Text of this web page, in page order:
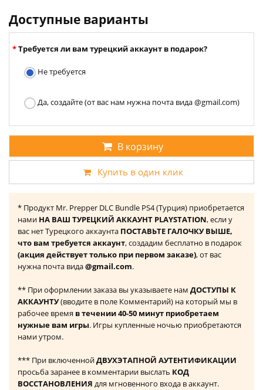
Доступные варианты
Требуется ли вам турецкий аккаунт в подарок?
Не требуется
Да, создайте (от вас нам нужна почта вида @gmail.com)
В корзину
Купить в один клик
* Продукт Mr. Prepper DLC Bundle PS4 (Турция) приобретается
нами НА ВАШ ТУРЕЦКИЙ АККАУНТ PLAYSTATION, если у
вас нет Турецкого аккаунта ПОСТАВЬТЕ ГАЛОЧКУ ВЫШЕ,
что вам требуется аккаунт, создадим бесплатно в подарок
(акция действует только при первом заказе), от вас
нужна почта вида@gmail.com.
** При оформлении заказа вы указываете нам ДОСТУПЫ К
АККАУНТУ(вводите в поле Комментарий) на который мы в
рабочее время в течении 40-50 минут приобретаем
нужные вам игры. Игры купленные ночью приобретаются
нами утром.
*** При включеннойДВУХЭТАПНОЙ АУТЕНТИФИКАЦИИ
просьба заранее в комментарии выслать КОД
ВОССТАНОВЛЕНИЯ для мгновенного входа в аккаунт.